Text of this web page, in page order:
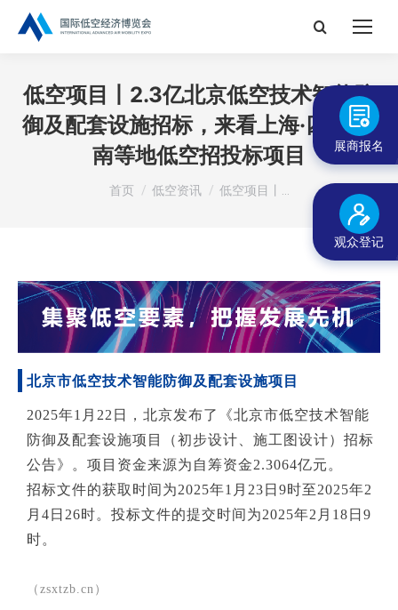
搜
低空项目丨2.3亿北京低空技术智能防
御及配套设施招标，来看上海·四川·云
南等地低空招投标项目
您在这里：
首页 低空资讯 低空项目丨…
北京市低空技术智能防御及配套设施项目
2025年1月22日，北京发布了《北京市低空技术智能
防御及配套设施项目（初步设计、施工图设计）招标
公告》。项目资金来源为自筹资金2.3064亿元。
招标文件的获取时间为2025年1月23日9时至2025年2
月4日26时。投标文件的提交时间为2025年2月18日9
时。
（zsxtzb.cn）
展商报名
观众登记